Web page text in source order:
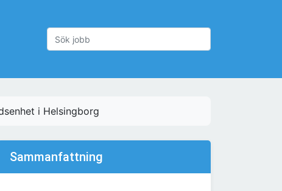
i Helsingborg
Sammanfattning